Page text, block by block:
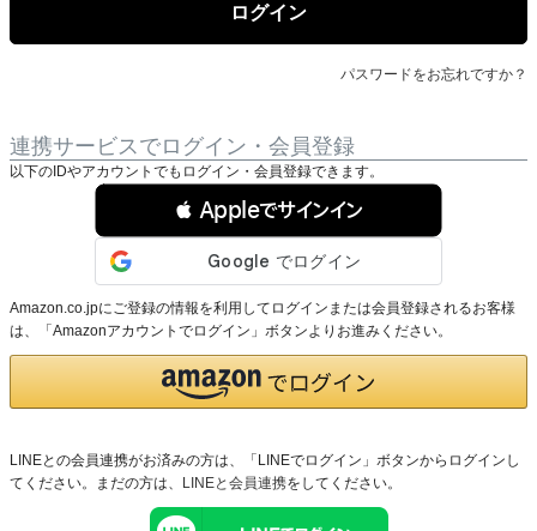
ログイン
パスワードをお忘れですか？
連携サービスでログイン・会員登録
以下のIDやアカウントでもログイン・会員登録できます。
 Appleでサインイン
Amazon.co.jpにご登録の情報を利用してログインまたは会員登録されるお客様
は、「Amazonアカウントでログイン」ボタンよりお進みください。
LINEとの会員連携がお済みの方は、「LINEでログイン」ボタンからログインし
てください。まだの方は、 LINEと会員連携をしてください。